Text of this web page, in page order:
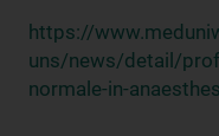
https://
uns/news/detail/
normale-in-